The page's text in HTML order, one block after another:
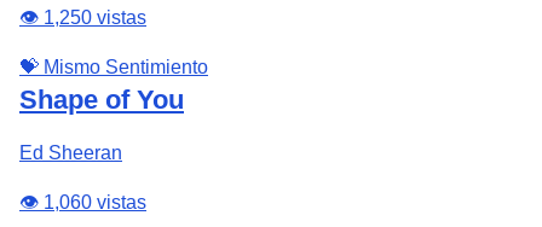
👁️ 1,250 vistas
💝 Mismo Sentimiento
Shape of You
Ed Sheeran
👁️ 1,060 vistas